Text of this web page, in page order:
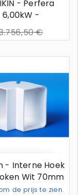
- Perfera
6,00kW -
Omkeerbaar
Airco
€
- Interne Hoek
Wit 70mm
de prijs te zien.